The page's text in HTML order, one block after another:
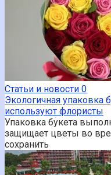
Статьи и новости 0
Экологичная упаковка
используют флористы
Упаковка букета
защищает цветы во
сохранить